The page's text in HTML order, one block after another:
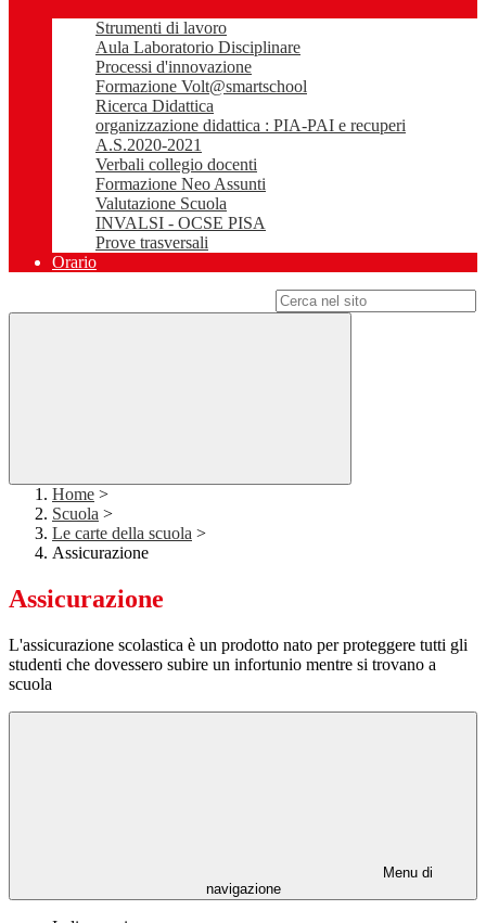
Strumenti di lavoro
Aula Laboratorio Disciplinare
Processi d'innovazione
Formazione Volt@smartschool
Ricerca Didattica
organizzazione didattica : PIA-PAI e recuperi
A.S.2020-2021
Verbali collegio docenti
Formazione Neo Assunti
Valutazione Scuola
INVALSI - OCSE PISA
Prove trasversali
Orario
Home >
Scuola >
Le carte della scuola >
Assicurazione
Assicurazione
L'assicurazione scolastica è un prodotto nato per proteggere tutti gli
studenti che dovessero subire un infortunio mentre si trovano a
scuola
Menu di
navigazione